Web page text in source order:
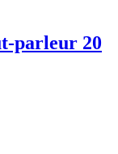
parleur 20